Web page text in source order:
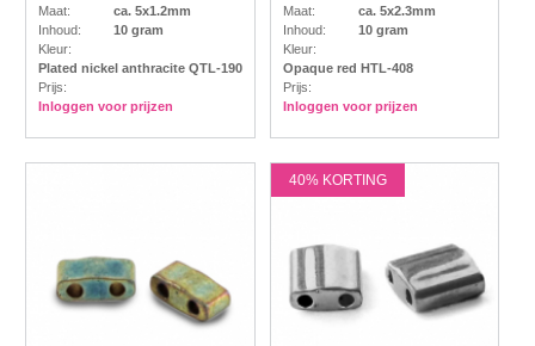
Maat:
ca. 5x1.2mm
Inhoud:
10 gram
Kleur:
Plated nickel anthracite QTL-190
Prijs:
Inloggen voor prijzen
Maat:
ca. 5x2.3mm
Inhoud:
10 gram
Kleur:
Opaque red HTL-408
Prijs:
Inloggen voor prijzen
40% KORTING